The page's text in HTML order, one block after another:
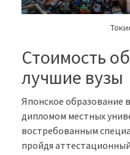
Стоимость
лучшие вузы
Японское образование
дипломом местных
востребованным
пройдя